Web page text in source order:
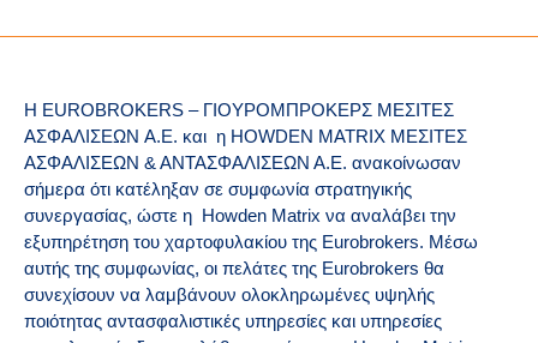
Η EUROBROKERS – ΓΙΟΥΡΟΜΠΡΟΚΕΡΣ ΜΕΣΙΤΕΣ
ΑΣΦΑΛΙΣΕΩΝ Α.Ε. και η HOWDEN MATRIX ΜΕΣΙΤΕΣ
ΑΣΦΑΛΙΣΕΩΝ & ΑΝΤΑΣΦΑΛΙΣΕΩΝ Α.Ε. ανακοίνωσαν
σήμερα ότι κατέληξαν σε συμφωνία στρατηγικής
συνεργασίας, ώστε η Howden Matrix να αναλάβει την
εξυπηρέτηση του χαρτοφυλακίου της Eurobrokers. Μέσω
αυτής της συμφωνίας, οι πελάτες της Eurobrokers θα
συνεχίσουν να λαμβάνουν ολοκληρωμένες υψηλής
ποιότητας αντασφαλιστικές υπηρεσίες και υπηρεσίες